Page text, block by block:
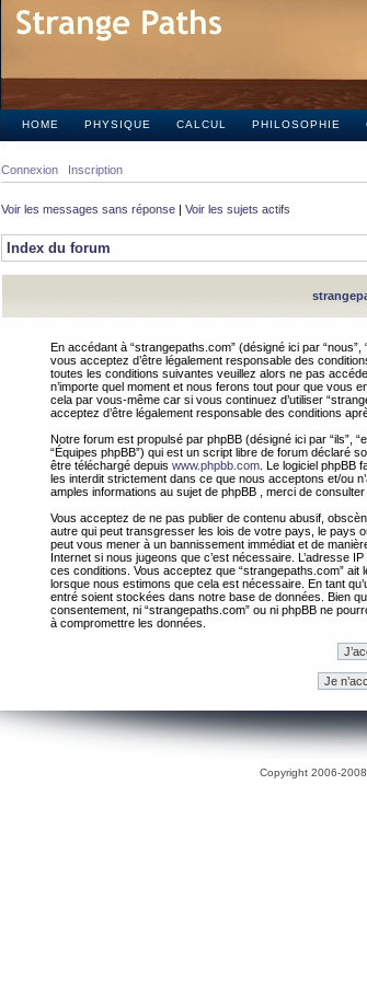
HOME PHYSIQUE CALCUL PHILOSOPHIE
Connexion Inscription
Voir les messages sans réponse | Voir les sujets actifs
Index du forum
En accédant à “strangepaths.com” (désigné ici par “nous”,
vous acceptez d’être légalement responsable des
toutes les conditions suivantes veuillez alors ne pas
n’importe quel moment et nous ferons tout pour que vous
cela par vous-même car si vous continuez d’utiliser
acceptez d’être légalement responsable des conditions
Notre forum est propulsé par phpBB (désigné ici par “ils”,
“Équipes phpBB”) qui est un script libre de forum déclaré
être téléchargé depuis www.phpbb.com . Le logiciel phpBB
les interdit strictement dans ce que nous acceptons et/ou
amples informations au sujet de phpBB , merci de consulter
Vous acceptez de ne pas publier de contenu abusif,
autre qui peut transgresser les lois de votre pays, le pays
peut vous mener à un bannissement immédiat et de
Internet si nous jugeons que c’est nécessaire. L’adresse
ces conditions. Vous acceptez que “strangepaths.com” ait
lorsque nous estimons que cela est nécessaire. En tant
entré soient stockées dans notre base de données. Bien
consentement, ni “strangepaths.com” ou ni phpBB ne
à compromettre les données.
Copyright 2006-